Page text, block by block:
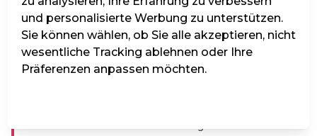
Möglichkeit sich auch kulinarisch verwöhnen zu
lassen! Wählen Sie vor der Veranstaltung oder in der
Pause aus unserem umfassenden Getränke- und
Speiseangebot. Essensbestellungen vor der
Veranstaltung müssen 30 Minuten vor Beginn
und personalisierte Werbung zu unterstützen.
Sie können wählen, ob Sie alle akzeptieren, nicht
wesentliche Tracking ablehnen oder Ihre
Präferenzen anpassen möchten.